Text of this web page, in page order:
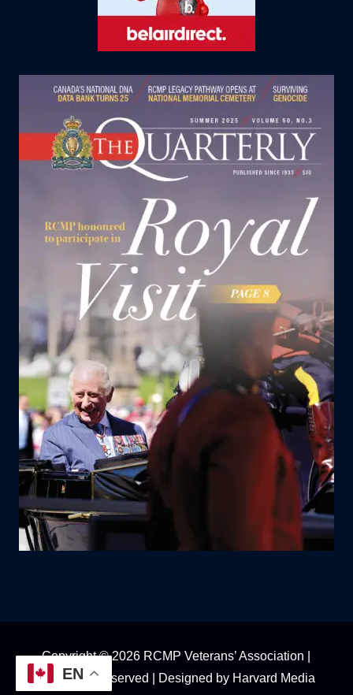
Copyright © 2026 RCMP Veterans’ Association |
All Rights Reserved | Designed by Harvard Media
EN